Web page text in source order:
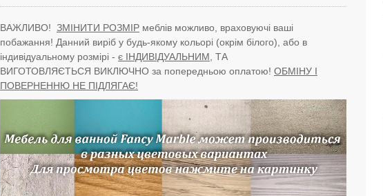
ВАЖЛИВО! ЗМІНИТИ РОЗМІР меблів можливо, враховуючі ваші
побажання! Данний виріб у будь-якому кольорі (окрім білого), або в
індивідуальному розмірі - є ІНДИВІДУАЛЬНИМ, ТА
ВИГОТОВЛЯЄТЬСЯ ВИКЛЮЧНО за попередньою оплатою! ОБМІНУ І
ПОВЕРНЕННЮ НЕ ПІДЛЯГАЄ!